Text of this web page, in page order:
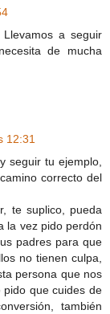
a seguir
de mucha
12:31
seguir tu ejemplo,
correcto del
te suplico, pueda
la vez pido perdón
padres para que
no tienen culpa,
persona que nos
que cuides de
también